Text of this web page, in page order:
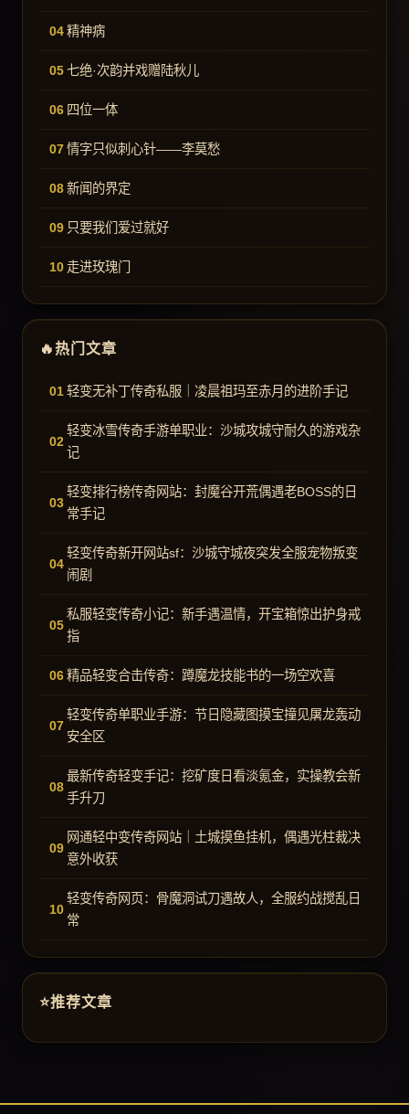
精神病
七绝·次韵并戏赠陆秋儿
四位一体
情字只似刺心针——李莫愁
新闻的界定
只要我们爱过就好
走进玫瑰门
热门文章
轻变无补丁传奇私服｜凌晨祖玛至赤月的进阶手记
轻变冰雪传奇手游单职业：沙城攻城守耐久的游戏杂
记
轻变排行榜传奇网站：封魔谷开荒偶遇老BOSS的日
常手记
轻变传奇新开网站sf：沙城守城夜突发全服宠物叛变
闹剧
私服轻变传奇小记：新手遇温情，开宝箱惊出护身戒
指
精品轻变合击传奇：蹲魔龙技能书的一场空欢喜
轻变传奇单职业手游：节日隐藏图摸宝撞见屠龙轰动
安全区
最新传奇轻变手记：挖矿度日看淡氪金，实操教会新
手升刀
网通轻中变传奇网站｜土城摸鱼挂机，偶遇光柱裁决
意外收获
轻变传奇网页：骨魔洞试刀遇故人，全服约战搅乱日
常
推荐文章